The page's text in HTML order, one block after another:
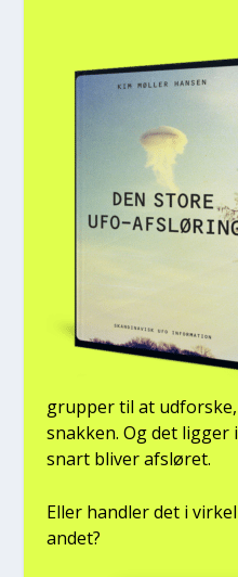
grup­per til at
snak­ken. Og det lig­ger
snart bli­ver afslø­ret.
Eller hand­ler det i
andet?